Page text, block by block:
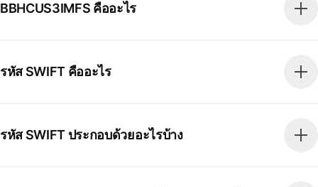
BBHCUS3IMFS คืออะไร
รหัส SWIFT คืออะไร
รหัส SWIFT ประกอบด้วยอะไรบ้าง